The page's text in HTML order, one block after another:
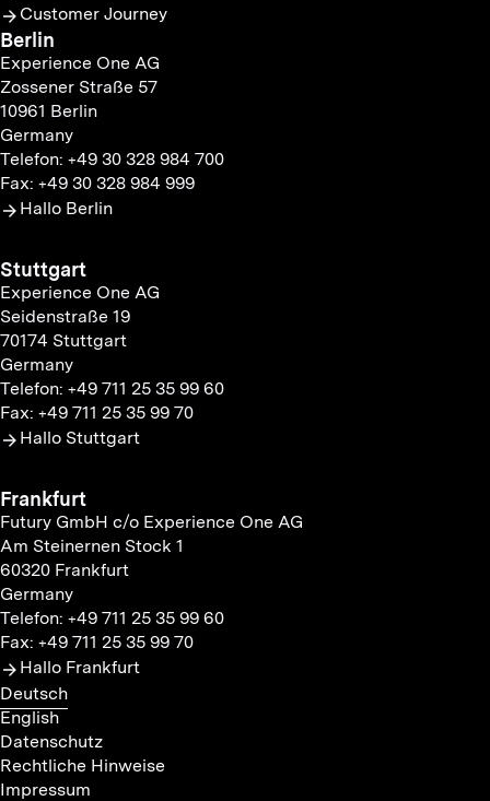
Customer Journey
Berlin
Experience One AG
Zossener Straße 57
10961 Berlin
Germany
Telefon: +49 30 328 984 700
Fax: +49 30 328 984 999
Hallo Berlin
Stuttgart
Experience One AG
Seidenstraße 19
70174 Stuttgart
Germany
Telefon: +49 711 25 35 99 60
Fax: +49 711 25 35 99 70
Hallo Stuttgart
Frankfurt
Futury GmbH c/o Experience One AG
Am Steinernen Stock 1
60320 Frankfurt
Germany
Telefon: +49 711 25 35 99 60
Fax: +49 711 25 35 99 70
Hallo Frankfurt
Deutsch
English
Datenschutz
Rechtliche Hinweise
Impressum